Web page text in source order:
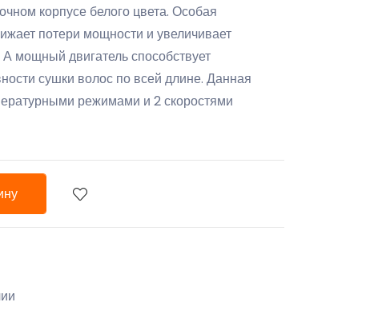
корпусе белого цвета. Особая
потери мощности и увеличивает
А мощный двигатель способствует
сушки волос по всей длине. Данная
режимами и 2 скоростями